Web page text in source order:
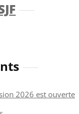
2026 est ouverte